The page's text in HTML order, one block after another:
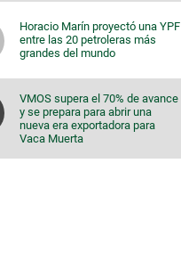
Horacio Marín proyectó una YPF
entre las 20 petroleras más
grandes del mundo
VMOS supera el 70% de avance
y se prepara para abrir una
nueva era exportadora para
Vaca Muerta